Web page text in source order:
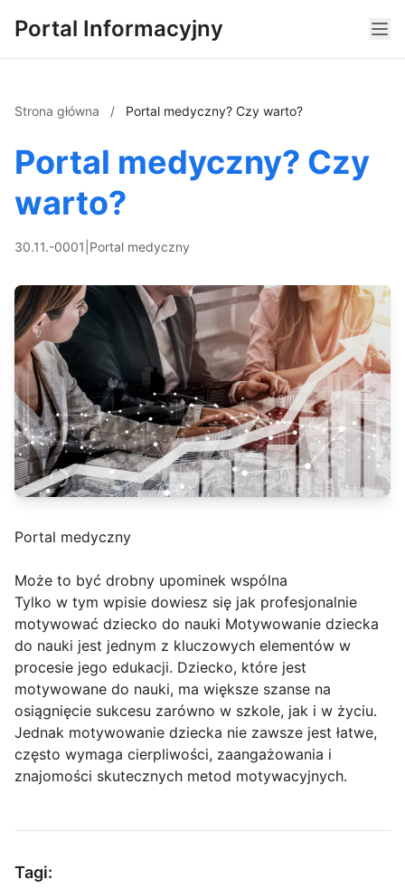
Portal Informacyjny
Strona główna / Portal medyczny? Czy warto?
Portal medyczny? Czy
warto?
30.11.-0001 Portal medyczny
Portal medyczny
Może to być drobny upominek wspólna
Tylko w tym wpisie dowiesz się jak profesjonalnie
motywować dziecko do nauki Motywowanie dziecka
do nauki jest jednym z kluczowych elementów w
procesie jego edukacji. Dziecko, które jest
motywowane do nauki, ma większe szanse na
osiągnięcie sukcesu zarówno w szkole, jak i w życiu.
Jednak motywowanie dziecka nie zawsze jest łatwe,
często wymaga cierpliwości, zaangażowania i
znajomości skutecznych metod motywacyjnych.
Tagi: